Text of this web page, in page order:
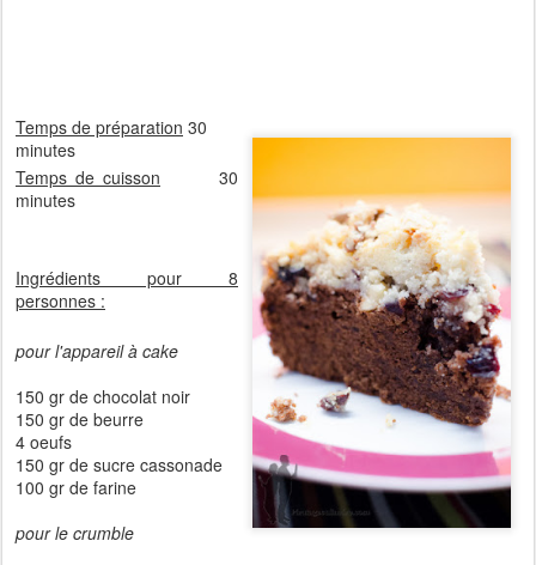
Temps de préparation 30
minutes
Temps de cuisson 30
minutes
Ingrédients pour 8
personnes :
pour l'appareil à cake
150 gr de chocolat noir
150 gr de beurre
4 oeufs
150 gr de sucre cassonade
100 gr de farine
pour le crumble